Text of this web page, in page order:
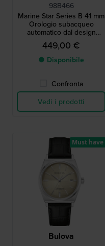
98B466
Marine Star Series B 41 mm
Orologio subacqueo
automatico dal design
moderno con data
449,00 €
● Disponibile
Confronta
Vedi i prodotti
Bulova
Must have